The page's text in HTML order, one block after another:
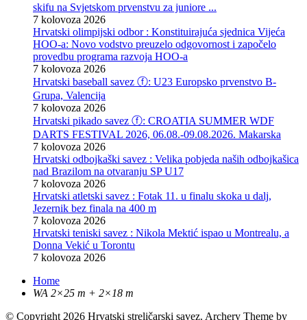
skifu na Svjetskom prvenstvu za juniore ...
7 kolovoza 2026
Hrvatski olimpijski odbor : Konstituirajuća sjednica Vijeća
HOO-a: Novo vodstvo preuzelo odgovornost i započelo
provedbu programa razvoja HOO-a
7 kolovoza 2026
Hrvatski baseball savez ⓕ: U23 Europsko prvenstvo B-
Grupa, Valencija
7 kolovoza 2026
Hrvatski pikado savez ⓕ: CROATIA SUMMER WDF
DARTS FESTIVAL 2026, 06.08.-09.08.2026. Makarska
7 kolovoza 2026
Hrvatski odbojkaški savez : Velika pobjeda naših odbojkašica
nad Brazilom na otvaranju SP U17
7 kolovoza 2026
Hrvatski atletski savez : Fotak 11. u finalu skoka u dalj,
Jezernik bez finala na 400 m
7 kolovoza 2026
Hrvatski teniski savez : Nikola Mektić ispao u Montrealu, a
Donna Vekić u Torontu
7 kolovoza 2026
Home
WA 2×25 m + 2×18 m
© Copyright 2026 Hrvatski streličarski savez. Archery Theme by